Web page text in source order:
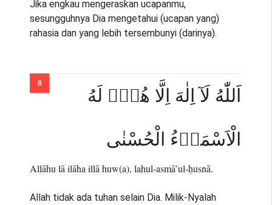
Jika engkau mengeraskan ucapanmu,
sesungguhnya Dia mengetahui (ucapan yang)
rahasia dan yang lebih tersembunyi (darinya).
اَللّٰهُ لَآ اِلٰهَ اِلَّا هُوَۗ لَهُ
الْاَسْمَاۤءُ الْحُسْنٰى
Allāhu lā ilāha illā huw(a), lahul-asmā’ul-ḥusnā.
Allah tidak ada tuhan selain Dia. Milik-Nyalah